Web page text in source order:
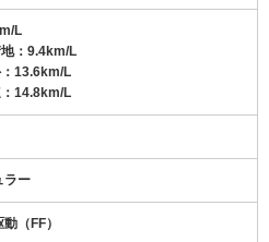
L
：9.4km/L
13.6km/L
14.8km/L
ラー
（FF）